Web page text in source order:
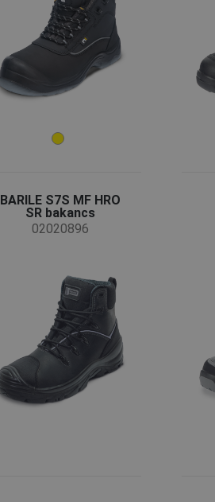
BARILE S7S MF HRO
SR bakancs
02020896